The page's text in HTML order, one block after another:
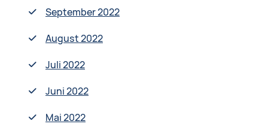
September 2022
August 2022
Juli 2022
Juni 2022
Mai 2022